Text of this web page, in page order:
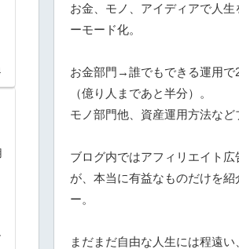
お金、モノ、アイディアで人
ーモード化。
お金部門→誰でもできる運用で
（億り人まであと半分）。
モノ部門他、資産運用方法など
ブログ内ではアフィリエイト
が、本当に有益なものだけを
ー。
まだまだ自由な人生には程遠